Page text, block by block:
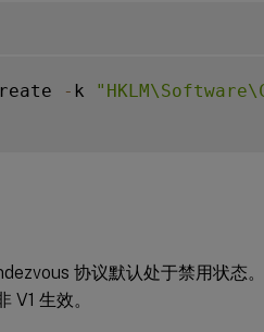
- k
协议默认处于禁用状态
V1 生效。